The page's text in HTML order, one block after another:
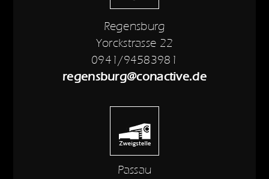
Regensburg
Yorckstrasse 22
0941/94583981
regensburg@conactive.de
Passau